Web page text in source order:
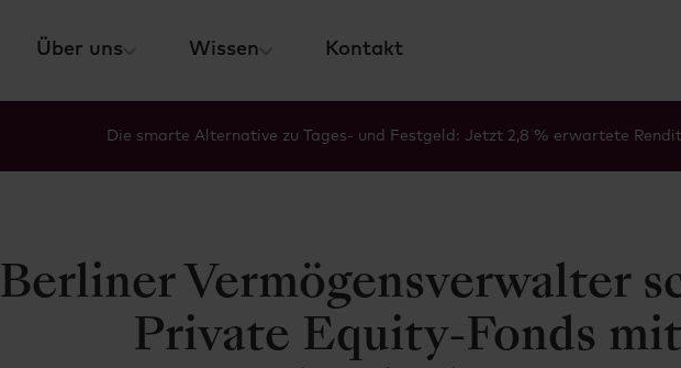
Über uns Wissen Kontakt
Die smarte Alternative zu Tages- und Festgeld: Jetzt 2,8 % erwartete
Berliner Ver­mögens­ver­wal­ter
Private Equity-Fonds mit